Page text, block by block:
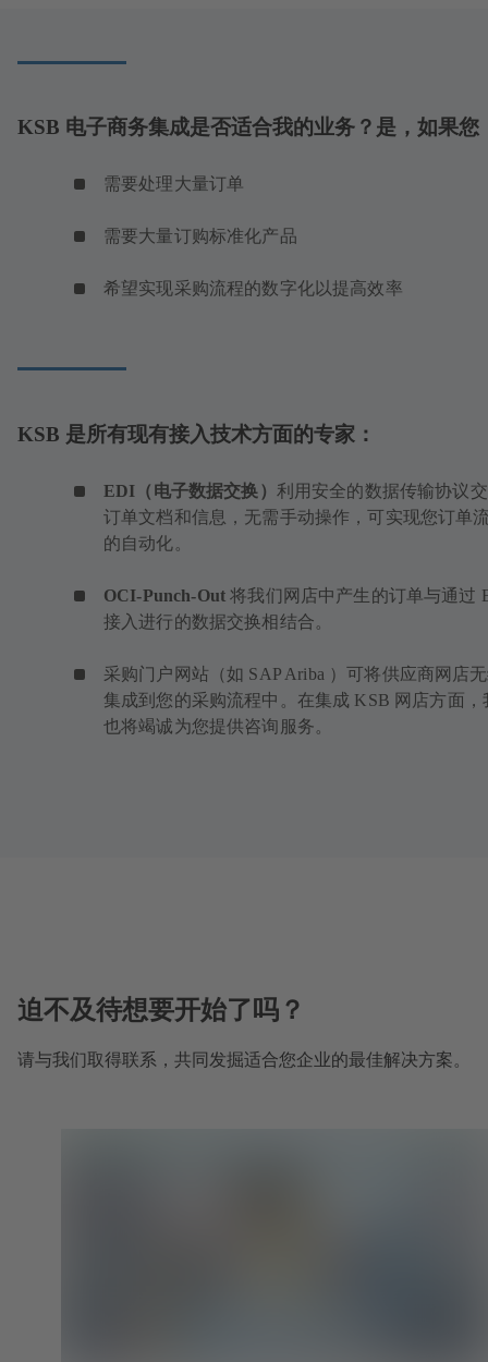
KSB 电子商务集成是否适合我的业务？是，如果您
需要处理大量订单
需要大量订购标准化产品
希望实现采购流程的数字化以提高效率
KSB 是所有现有接入技术方面的专家：
EDI（电子数据交换） 利用安全的数据传输协议
订单文档和信息，无需手动操作，可实现您订单
的自动化。
OCI-Punch-Out 将我们网店中产生的订单与通过
接入进行的数据交换相结合。
采购门户网站（如 SAP Ariba ）可将供应商网店
集成到您的采购流程中。在集成 KSB 网店方面，
也将竭诚为您提供咨询服务。
迫不及待想要开始了吗？
请与我们取得联系，共同发掘适合您企业的最佳解决方案。